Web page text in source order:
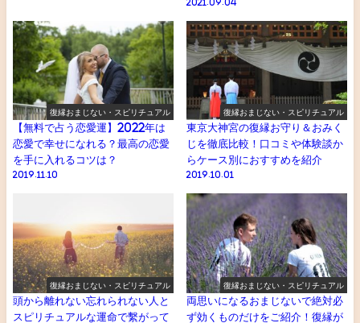
2021.09.04
復縁おまじない・スピリチュアル
【無料で占う恋愛運】2022年は
恋愛で幸せになれる？最高の恋愛
を手に入れるコツは？
2019.11.10
復縁おまじない・スピリチュアル
東京大神宮の復縁お守り＆おみく
じを徹底比較！口コミや体験談か
らケース別におすすめを紹介
2019.10.01
復縁おまじない・スピリチュアル
頭から離れない忘れられない人と
スピリチュアルな運命で繫がって
復縁おまじない・スピリチュアル
両思いになるおまじないで絶対必
ず効くものだけをご紹介！復縁が